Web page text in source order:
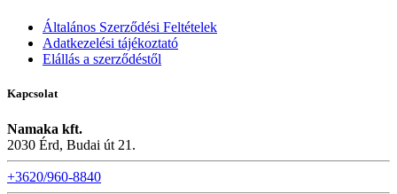
Általános Szerződési Feltételek
Adatkezelési tájékoztató
Elállás a szerződéstől
Kapcsolat
Namaka kft.
2030 Érd, Budai út 21.
+3620/960-8840